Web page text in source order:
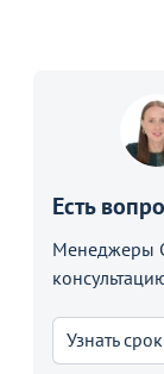
Есть
Менеджеры
Узнать